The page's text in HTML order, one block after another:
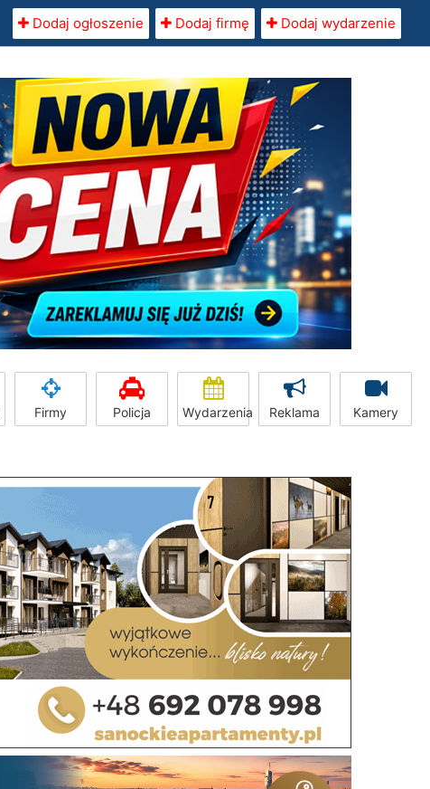
Dodaj ogłoszenie Dodaj firmę Dodaj wydarzenie
Firmy Policja Wydarzenia Reklama Kamery